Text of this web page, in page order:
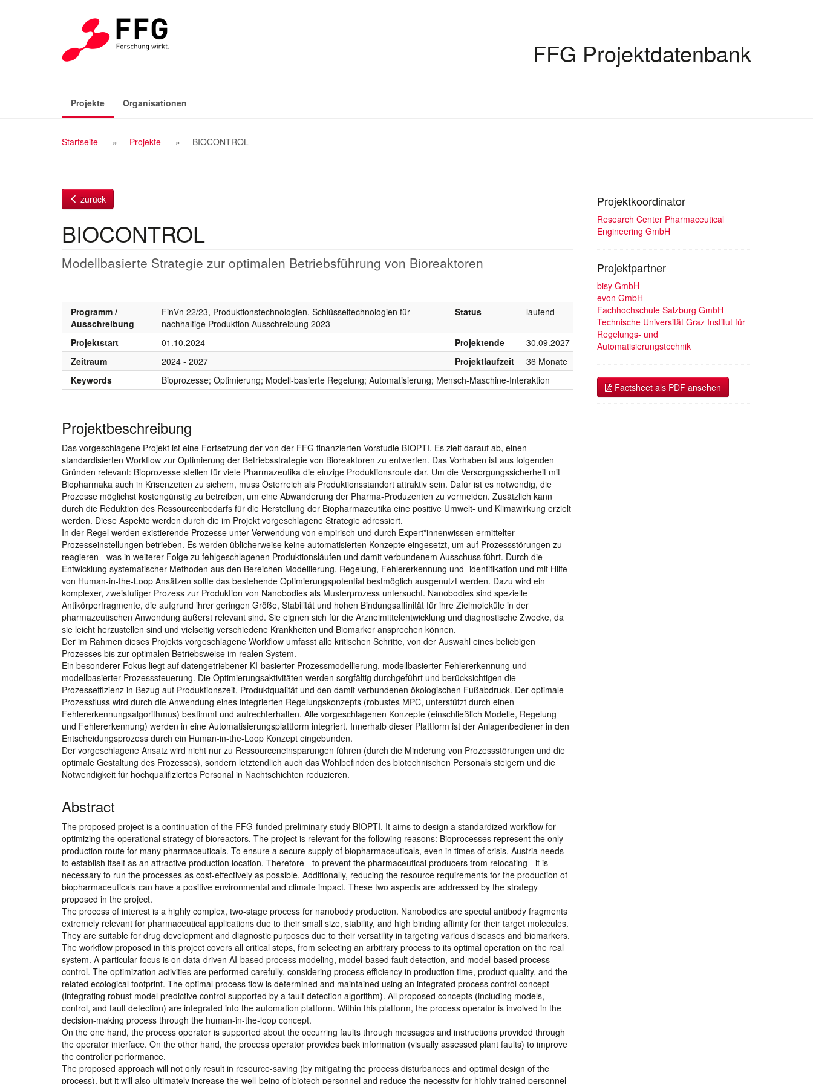
FFG Projektdatenbank
Projekte(aktiv)Organisationen
Breadcrumb
Startseite Projekte BIOCONTROL
zurück
BIOCONTROL
Modellbasierte Strategie zur optimalen Betriebsführung von Bioreaktoren
Programm /
Ausschreibung
FinVn 22/23, Produktionstechnologien, Schlüsseltechnologien für
nachhaltige Produktion Ausschreibung 2023
Status laufend
Projektstart 01.10.2024 Projektende
30.09.2027
Zeitraum
2024 - 2027 Projektlaufzeit
36 Monate
Keywords
Bioprozesse; Optimierung; Modell-basierte Regelung; Automatisierung; Mensch-Maschine-Interaktion
Projektbeschreibung
Das vorgeschlagene Projekt ist eine Fortsetzung der von der FFG finanzierten Vorstudie BIOPTI. Es zielt darauf ab, einen
standardisierten Workflow zur Optimierung der Betriebsstrategie von Bioreaktoren zu entwerfen. Das Vorhaben ist aus folgenden
Gründen relevant: Bioprozesse stellen für viele Pharmazeutika die einzige Produktionsroute dar. Um die Versorgungssicherheit mit
Biopharmaka auch in Krisenzeiten zu sichern, muss Österreich als Produktionsstandort attraktiv sein. Dafür ist es notwendig, die
Prozesse möglichst kostengünstig zu betreiben, um eine Abwanderung der Pharma-Produzenten zu vermeiden. Zusätzlich kann
durch die Reduktion des Ressourcenbedarfs für die Herstellung der Biopharmazeutika eine positive Umwelt- und Klimawirkung erzielt
werden. Diese Aspekte werden durch die im Projekt vorgeschlagene Strategie adressiert.
In der Regel werden existierende Prozesse unter Verwendung von empirisch und durch Expert*innenwissen ermittelter
Prozesseinstellungen betrieben. Es werden üblicherweise keine automatisierten Konzepte eingesetzt, um auf Prozessstörungen zu
reagieren - was in weiterer Folge zu fehlgeschlagenen Produktionsläufen und damit verbundenem Ausschuss führt. Durch die
Entwicklung systematischer Methoden aus den Bereichen Modellierung, Regelung, Fehlererkennung und -identifikation und mit Hilfe
von Human-in-the-Loop Ansätzen sollte das bestehende Optimierungspotential bestmöglich ausgenutzt werden. Dazu wird ein
komplexer, zweistufiger Prozess zur Produktion von Nanobodies als Musterprozess untersucht. Nanobodies sind spezielle
Antikörperfragmente, die aufgrund ihrer geringen Größe, Stabilität und hohen Bindungsaffinität für ihre Zielmoleküle in der
pharmazeutischen Anwendung äußerst relevant sind. Sie eignen sich für die Arzneimittelentwicklung und diagnostische Zwecke, da
sie leicht herzustellen sind und vielseitig verschiedene Krankheiten und Biomarker ansprechen können.
Der im Rahmen dieses Projekts vorgeschlagene Workflow umfasst alle kritischen Schritte, von der Auswahl eines beliebigen
Prozesses bis zur optimalen Betriebsweise im realen System.
Ein besonderer Fokus liegt auf datengetriebener KI-basierter Prozessmodellierung, modellbasierter Fehlererkennung und
modellbasierter Prozesssteuerung. Die Optimierungsaktivitäten werden sorgfältig durchgeführt und berücksichtigen die
Prozesseffizienz in Bezug auf Produktionszeit, Produktqualität und den damit verbundenen ökologischen Fußabdruck. Der optimale
Prozessfluss wird durch die Anwendung eines integrierten Regelungskonzepts (robustes MPC, unterstützt durch einen
Fehlererkennungsalgorithmus) bestimmt und aufrechterhalten. Alle vorgeschlagenen Konzepte (einschließlich Modelle, Regelung
und Fehlererkennung) werden in eine Automatisierungsplattform integriert. Innerhalb dieser Plattform ist der Anlagenbediener in den
Entscheidungsprozess durch ein Human-in-the-Loop Konzept eingebunden.
Der vorgeschlagene Ansatz wird nicht nur zu Ressourceneinsparungen führen (durch die Minderung von Prozessstörungen und die
optimale Gestaltung des Prozesses), sondern letztendlich auch das Wohlbefinden des biotechnischen Personals steigern und die
Notwendigkeit für hochqualifiziertes Personal in Nachtschichten reduzieren.
Abstract
The proposed project is a continuation of the FFG-funded preliminary study BIOPTI. It aims to design a standardized workflow for
optimizing the operational strategy of bioreactors. The project is relevant for the following reasons: Bioprocesses represent the only
production route for many pharmaceuticals. To ensure a secure supply of biopharmaceuticals, even in times of crisis, Austria needs
to establish itself as an attractive production location. Therefore - to prevent the pharmaceutical producers from relocating - it is
necessary to run the processes as cost-effectively as possible. Additionally, reducing the resource requirements for the production of
biopharmaceuticals can have a positive environmental and climate impact. These two aspects are addressed by the strategy
proposed in the project.
The process of interest is a highly complex, two-stage process for nanobody production. Nanobodies are special antibody fragments
extremely relevant for pharmaceutical applications due to their small size, stability, and high binding affinity for their target molecules.
They are suitable for drug development and diagnostic purposes due to their versatility in targeting various diseases and biomarkers.
The workflow proposed in this project covers all critical steps, from selecting an arbitrary process to its optimal operation on the real
system. A particular focus is on data-driven AI-based process modeling, model-based fault detection, and model-based process
control. The optimization activities are performed carefully, considering process efficiency in production time, product quality, and the
related ecological footprint. The optimal process flow is determined and maintained using an integrated process control concept
(integrating robust model predictive control supported by a fault detection algorithm). All proposed concepts (including models,
control, and fault detection) are integrated into the automation platform. Within this platform, the process operator is involved in the
decision-making process through the human-in-the-loop concept.
On the one hand, the process operator is supported about the occurring faults through messages and instructions provided through
the operator interface. On the other hand, the process operator provides back information (visually assessed plant faults) to improve
the controller performance.
The proposed approach will not only result in resource-saving (by mitigating the process disturbances and optimal design of the
process), but it will also ultimately increase the well-being of biotech personnel and reduce the necessity for highly trained personnel
Projektkoordinator
Research Center Pharmaceutical
Engineering GmbH
Projektpartner
bisy GmbH
evon GmbH
Fachhochschule Salzburg GmbH
Technische Universität Graz Institut für
Regelungs- und
Automatisierungstechnik
Factsheet als PDF ansehen